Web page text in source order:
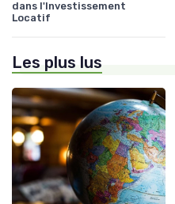
dans l'Investissement
Locatif
Les plus lus